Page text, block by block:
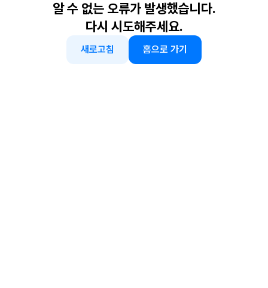
알 수 없는 오류가 발생했습니다.
다시 시도해주세요.
새로고침 홈으로 가기